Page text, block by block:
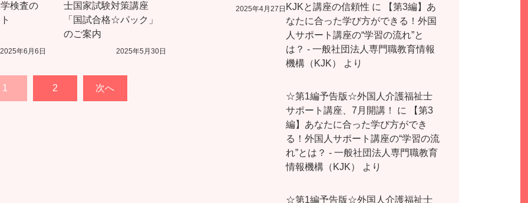
検査の
2025年6月6日
士国家試験対策講座
「国試合格☆パック」
のご案内
2025年5月30日
2025年4月27日
1 2 次へ
KJKと講座の信頼性 に
【第3編】あ
なたに合った学び方ができる！外国
人サポート講座の“学習の流れ”と
は？ - 一般社団法人専門職教育情報
機構（KJK）
より
☆第1編予告版☆外国人介護福祉士
サポート講座、7月開講！
に
【第3
編】あなたに合った学び方ができ
る！外国人サポート講座の“学習の流
れ”とは？ - 一般社団法人専門職教育
情報機構（KJK）
より
☆第1編予告版☆外国人介護福祉士